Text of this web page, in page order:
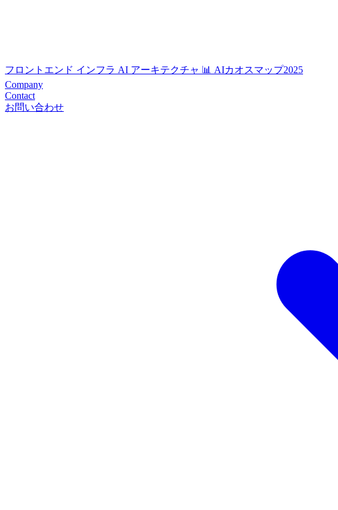
フロントエンド インフラ AI アーキテクチャ 📊 AIカオスマップ2025
Company
Contact
お問い合わせ